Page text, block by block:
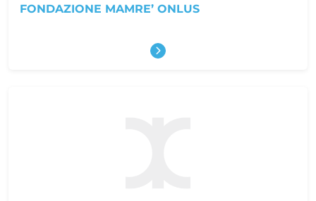
FONDAZIONE MAMRE’ ONLUS
Scopri di più